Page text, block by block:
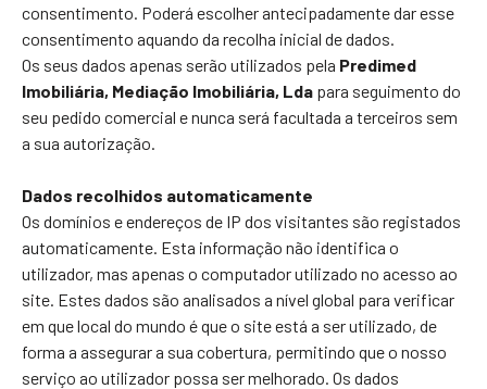
consentimento. Poderá escolher antecipadamente dar esse
consentimento aquando da recolha inicial de dados.
Os seus dados apenas serão utilizados pela Predimed
Imobiliária, Mediação Imobiliária, Lda para seguimento do
seu pedido comercial e nunca será facultada a terceiros sem
a sua autorização.
Dados recolhidos automaticamente
Os domínios e endereços de IP dos visitantes são registados
automaticamente. Esta informação não identifica o
utilizador, mas apenas o computador utilizado no acesso ao
site. Estes dados são analisados a nível global para verificar
em que local do mundo é que o site está a ser utilizado, de
forma a assegurar a sua cobertura, permitindo que o nosso
serviço ao utilizador possa ser melhorado. Os dados